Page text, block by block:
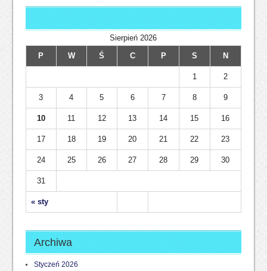
Sierpień 2026
P
W Ś C P S N
« sty
1 2
3 4 5 6 7 8 9
10 11 12 13 14 15 16
17 18 19 20 21 22 23
24 25 26 27 28 29 30
31
Archiwa
Styczeń 2026